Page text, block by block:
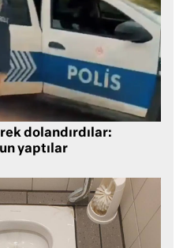
dolandırdılar:
yaptılar